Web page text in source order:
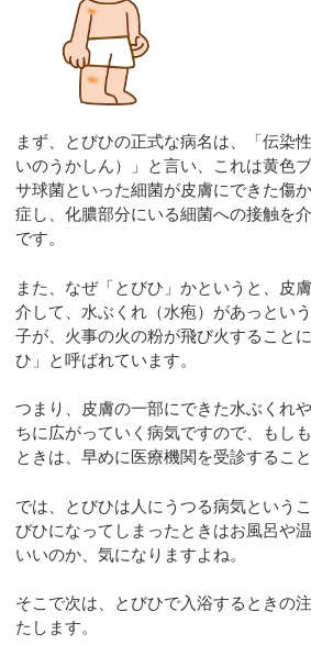
まず、とびひの正式な病名は、「伝染
いのうかしん）」と言い、これは黄色
サ球菌といった細菌が皮膚にできた傷
症し、化膿部分にいる細菌への接触を
です。
また、なぜ「とびひ」かというと、皮
介して、水ぶくれ（水疱）があっとい
子が、火事の火の粉が飛び火すること
ひ」と呼ばれています。
つまり、皮膚の一部にできた水ぶくれ
ちに広がっていく病気ですので、もし
ときは、早めに医療機関を受診するこ
では、とびひは人にうつる病気という
びひになってしまったときはお風呂や
いいのか、気になりますよね。
そこで次は、とびひで入浴するときの
たします。